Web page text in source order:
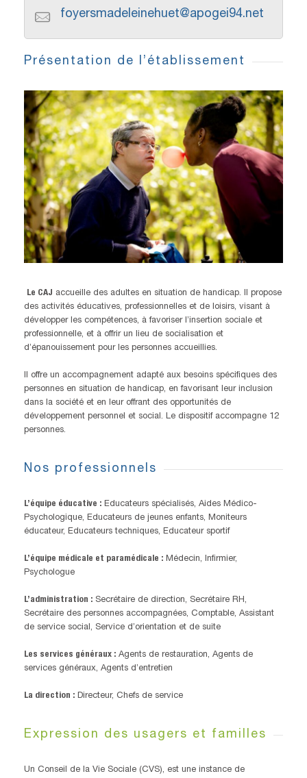
foyersmadeleinehuet@apogei94.net
Présentation de l’établissement
Le CAJ accueille des adultes en situation de handicap. Il propose
des activités éducatives, professionnelles et de loisirs, visant à
développer les compétences, à favoriser l’insertion sociale et
professionnelle, et à offrir un lieu de socialisation et
d’épanouissement pour les personnes accueillies.
Il offre un accompagnement adapté aux besoins spécifiques des
personnes en situation de handicap, en favorisant leur inclusion
dans la société et en leur offrant des opportunités de
développement personnel et social. Le dispositif accompagne 12
personnes.
Nos professionnels
L’équipe éducative : Educateurs spécialisés, Aides Médico-
Psychologique, Educateurs de jeunes enfants, Moniteurs
éducateur, Educateurs techniques, Educateur sportif
L’équipe médicale et paramédicale : Médecin, Infirmier,
Psychologue
L’administration : Secrétaire de direction, Secrétaire RH,
Secrétaire des personnes accompagnées, Comptable, Assistant
de service social, Service d’orientation et de suite
Les services généraux : Agents de restauration, Agents de
services généraux, Agents d’entretien
La direction : Directeur, Chefs de service
Expression des usagers et familles
Un Conseil de la Vie Sociale (CVS), est une instance de